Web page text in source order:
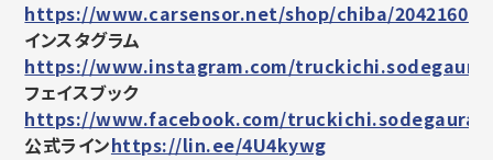
https://www.carsensor.net/shop/chiba/
インスタグラム
https://www.instagram.com/truckichi.sodegaura/
フェイスブック
https://www.facebook.com/truckichi.sodegaura
公式ラインhttps://lin.ee/4U4kywg